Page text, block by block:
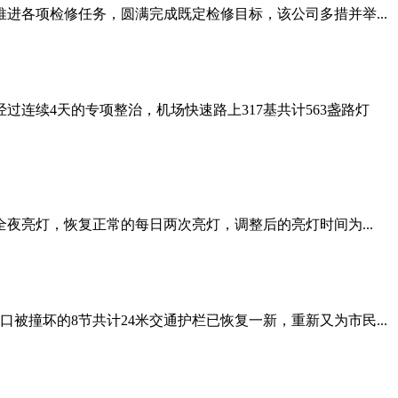
各项检修任务，圆满完成既定检修目标，该公司多措并举...
连续4天的专项整治，机场快速路上317基共计563盏路灯
亮灯，恢复正常的每日两次亮灯，调整后的亮灯时间为...
被撞坏的8节共计24米交通护栏已恢复一新，重新又为市民...